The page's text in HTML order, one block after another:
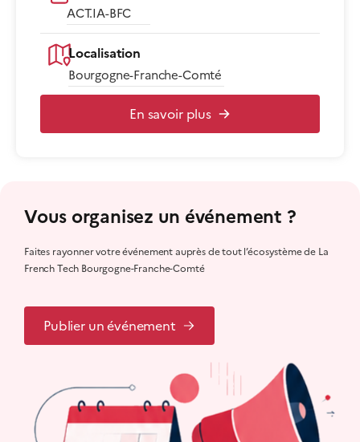
ACT.IA-BFC
Localisation
Bourgogne-Franche-Comté
En savoir plus
Vous organisez un événement ?
Faites rayonner votre événement auprès de tout l’écosystème de La
French Tech Bourgogne-Franche-Comté
Publier un événement